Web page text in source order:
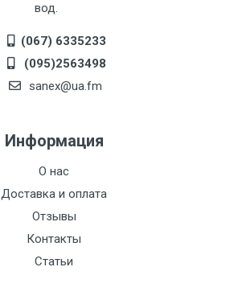
вод.
(067) 6335233
(095)2563498
sanex@ua.fm
Информация
О нас
Доставка и оплата
Отзывы
Контакты
Статьи